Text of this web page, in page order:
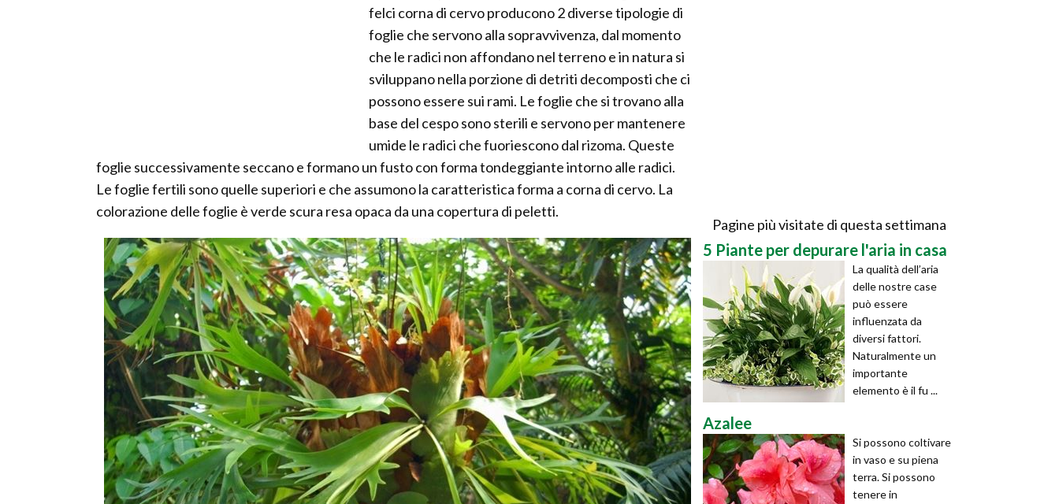
felci corna di cervo producono 2 diverse tipologie di
foglie che servono alla sopravvivenza, dal momento
che le radici non affondano nel terreno e in natura si
sviluppano nella porzione di detriti decomposti che ci
possono essere sui rami. Le foglie che si trovano alla
base del cespo sono sterili e servono per mantenere
umide le radici che fuoriescono dal rizoma. Queste
foglie successivamente seccano e formano un fusto con forma tondeggiante intorno alle radici.
Le foglie fertili sono quelle superiori e che assumono la caratteristica forma a corna di cervo. La
colorazione delle foglie è verde scura resa opaca da una copertura di peletti.
Pagine più visitate di questa settimana
5 Piante per depurare l'aria in casa
La qualità dell’aria
delle nostre case
può essere
influenzata da
diversi fattori.
Naturalmente un
importante
elemento è il fu ...
Azalee
Si possono coltivare
in vaso e su piena
terra. Si possono
tenere in